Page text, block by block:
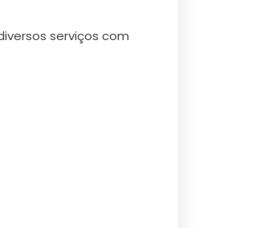
serviços com